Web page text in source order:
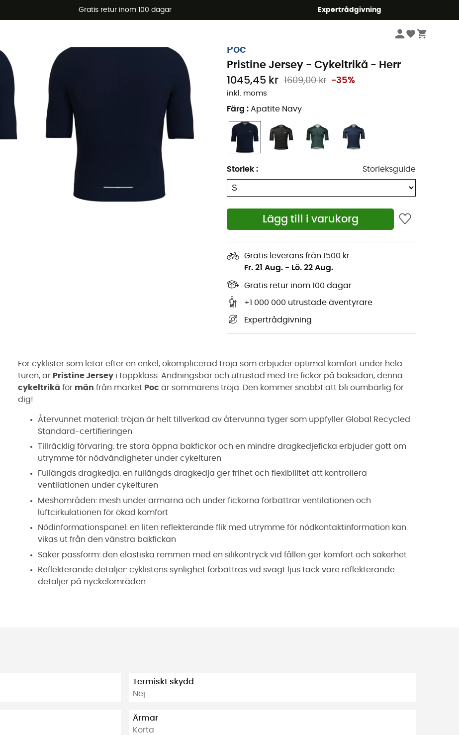
Gratis retur inom 100 dagar Expertrådgivning
Sommarerbjudanden 🔥 -5 % EXTRA vid köp av 2 produkter* kod Summer5
Cykeltröjor
Poc
Pristine Jersey - Cykeltrikå - Herr
1045,45 kr 1609,00 kr -35%
inkl. moms
Färg : Apatite Navy
Storlek : Storleksguide
Lägg till i varukorg
Gratis leverans från 1500 kr
Fr. 21 Aug. - Lö. 22 Aug.
Gratis retur inom 100 dagar
+1 000 000 utrustade äventyrare
Expertrådgivning
För cyklister som letar efter en enkel, okomplicerad tröja som erbjuder optimal komfort under hela
turen, är Pristine Jersey i toppklass. Andningsbar och utrustad med tre fickor på baksidan, denna
cykeltrikå för män från märket Poc är sommarens tröja. Den kommer snabbt att bli oumbärlig för
dig!
Återvunnet material: tröjan är helt tillverkad av återvunna tyger som uppfyller Global Recycled
Standard-certifieringen
Tillräcklig förvaring: tre stora öppna bakfickor och en mindre dragkedjeficka erbjuder gott om
utrymme för nödvändigheter under cykelturen
Fullängds dragkedja: en fullängds dragkedja ger frihet och flexibilitet att kontrollera
ventilationen under cykelturen
Meshområden: mesh under armarna och under fickorna förbättrar ventilationen och
luftcirkulationen för ökad komfort
Nödinformationspanel: en liten reflekterande flik med utrymme för nödkontaktinformation kan
vikas ut från den vänstra bakfickan
Säker passform: den elastiska remmen med en silikontryck vid fållen ger komfort och säkerhet
Reflekterande detaljer: cyklistens synlighet förbättras vid svagt ljus tack vare reflekterande
detaljer på nyckelområden
Termiskt skydd
Nej
Ärmar
Korta